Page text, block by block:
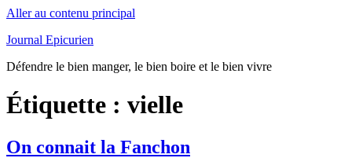
Aller au contenu principal
Journal Epicurien
Défendre le bien manger, le bien boire et le bien vivre
Étiquette : vielle
On connait la Fanchon